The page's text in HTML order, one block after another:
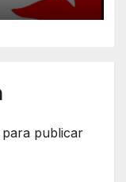
para publicar